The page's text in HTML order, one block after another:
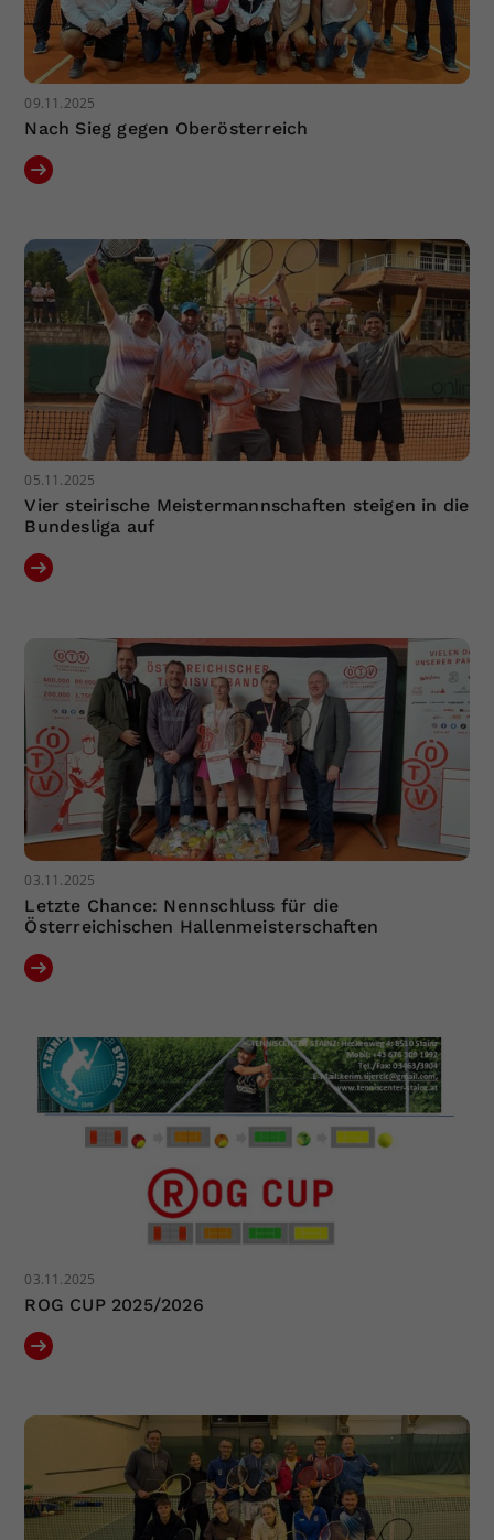
09.11.2025
Nach Sieg gegen Oberösterreich
05.11.2025
​​​​​​​Vier steirische Meistermannschaften steigen in die
Bundesliga auf
03.11.2025
Letzte Chance: Nennschluss für die
Österreichischen Hallenmeisterschaften
03.11.2025
ROG CUP 2025/2026